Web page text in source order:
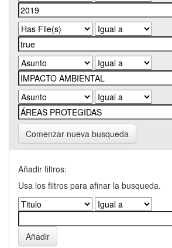
Comenzar nueva busqueda
Añadir filtros:
Usa los filtros para afinar la busqueda.